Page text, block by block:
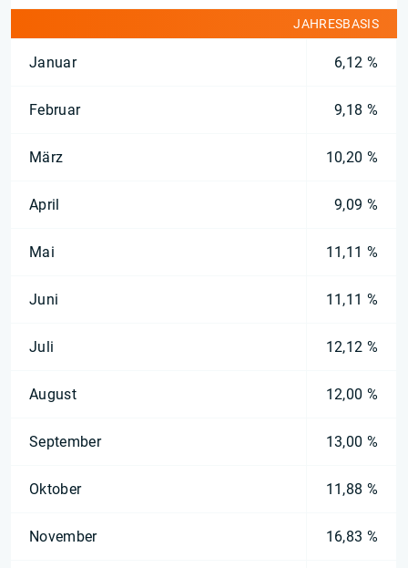
JAHRESBASIS
Januar 6,12 %
Februar 9,18 %
März 10,20 %
April 9,09 %
Mai 11,11 %
Juni 11,11 %
Juli 12,12 %
August 12,00 %
September 13,00 %
Oktober 11,88 %
November 16,83 %